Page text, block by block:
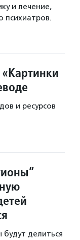
и лечение,
психиатров.
и ресурсов
будут делиться